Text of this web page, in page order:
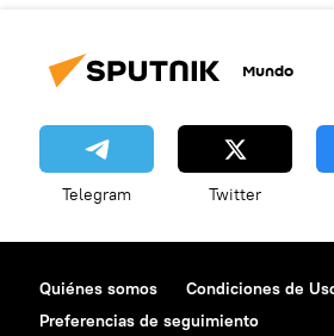
Mundo
Telegram Twitter
Quiénes somos Condiciones de
Preferencias de seguimiento